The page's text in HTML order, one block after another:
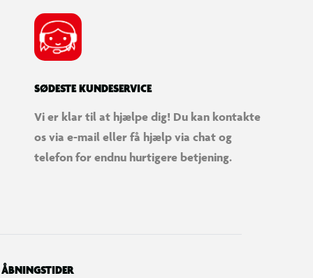
SØDESTE KUNDESERVICE
Vi er klar til at hjælpe dig! Du kan kontakte
os via e-mail eller få hjælp via chat og
telefon for endnu hurtigere betjening.
ÅBNINGSTIDER